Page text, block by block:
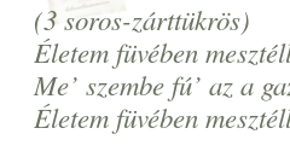
(3 soros-zárttükrös)
Életem füvében
Me’ szembe fú’ az a
Életem füvében